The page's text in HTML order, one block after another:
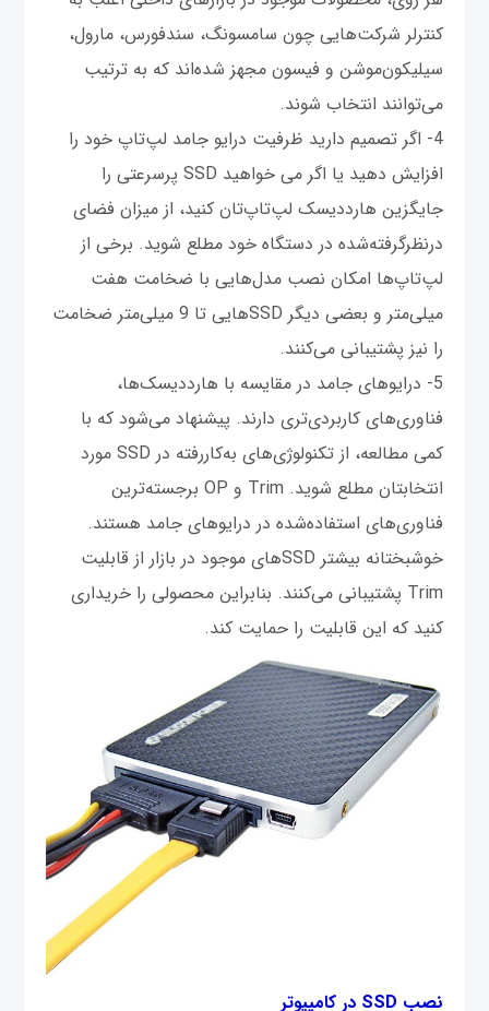
کنترلر شرکت‌‌هایی چون سامسونگ، سندفورس، مارول،
سیلیکون‌موشن و فیسون مجهز شده‌اند که به ترتیب
می‌توانند انتخاب شوند.
4- اگر تصمیم دارید ظرفیت درایو جامد لپ‌تاپ خود را
افزایش دهید یا اگر می خواهید SSD پرسرعتی را
جایگزین هارددیسک لپ‌تاپ‌تان کنید، از میزان فضای
درنظرگرفته‌شده در دستگاه خود مطلع شوید. برخی از
لپ‌تاپ‌ها امکان نصب مدل‌هایی با ضخامت هفت
میلی‌متر و بعضی دیگر SSDهایی تا 9 میلی‌متر ضخامت
را نیز پشتیبانی می‌کنند.
5- درایوهای جامد در مقایسه با هارددیسک‌‌ها،
فناوری‌های کاربردی‌تری دارند. پیشنهاد می‌شود که با
کمی مطالعه، از تکنولوژی‌های به‌کاررفته در SSD مورد
انتخابتان مطلع شوید. Trim و OP برجسته‌ترین
فناوری‌‌های استفاده‌شده در درایوهای جامد هستند.
خوشبختانه بیشتر SSDهای موجود در بازار از قابلیت
Trim پشتیبانی می‌‌کنند. بنابراین محصولی را خریداری
کنید که این قابلیت را حمایت کند.
نصب SSD در کامپیوتر